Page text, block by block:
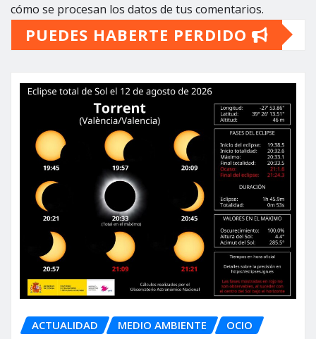
cómo se procesan los datos de tus comentarios.
PUEDES HABERTE PERDIDO
ACTUALIDAD MEDIO AMBIENTE OCIO